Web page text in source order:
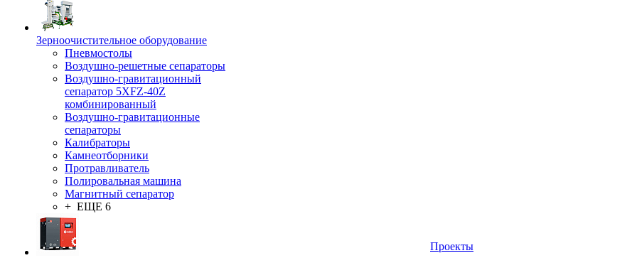
Зерноочистительное оборудование
Пневмостолы
Воздушно-решетные сепараторы
Воздушно-гравитационный
сепаратор 5XFZ-40Z
комбинированный
Воздушно-гравитационные
сепараторы
Калибраторы
Камнеотборники
Протравливатель
Полировальная машина
Магнитный сепаратор
+ ЕЩЕ 6
Проекты